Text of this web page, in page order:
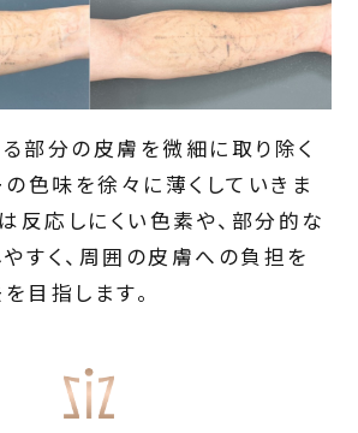
部分の皮膚を微細に取り除く
の色味を徐々に薄くしていきま
反応しにくい色素や、部分的な
すく、周囲の皮膚への負担を
目指します。